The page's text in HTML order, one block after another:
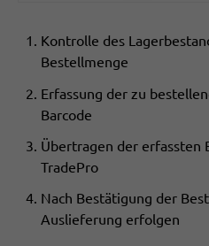
Kontrolle des
Bestellmenge
Erfassung der zu
Barcode
Übertragen der erfassten
TradePro
Nach Bestätigung der
Auslieferung erfolgen